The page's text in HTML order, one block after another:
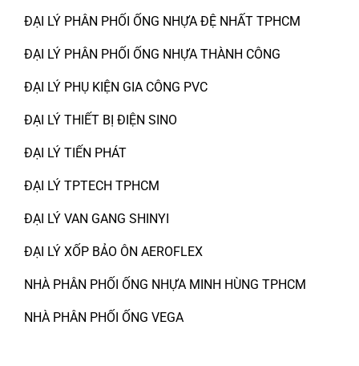
ĐẠI LÝ PHÂN PHỐI ỐNG NHỰA ĐỆ NHẤT TPHCM
ĐẠI LÝ PHÂN PHỐI ỐNG NHỰA THÀNH CÔNG
ĐẠI LÝ PHỤ KIỆN GIA CÔNG PVC
ĐẠI LÝ THIẾT BỊ ĐIỆN SINO
ĐẠI LÝ TIẾN PHÁT
ĐẠI LÝ TPTECH TPHCM
ĐẠI LÝ VAN GANG SHINYI
ĐẠI LÝ XỐP BẢO ÔN AEROFLEX
NHÀ PHÂN PHỐI ỐNG NHỰA MINH HÙNG TPHCM
NHÀ PHÂN PHỐI ỐNG VEGA